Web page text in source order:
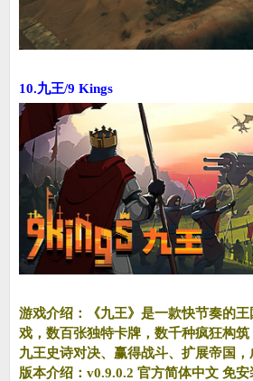
10.九王/9 Kings
游戏介绍：《九王》是一款快节奏的
戏，数百张独特卡牌，数千种疯狂构
九王史诗对决、赢得战斗、扩展帝国，
版本介绍：v0.9.0.2 官方简体中文 免安